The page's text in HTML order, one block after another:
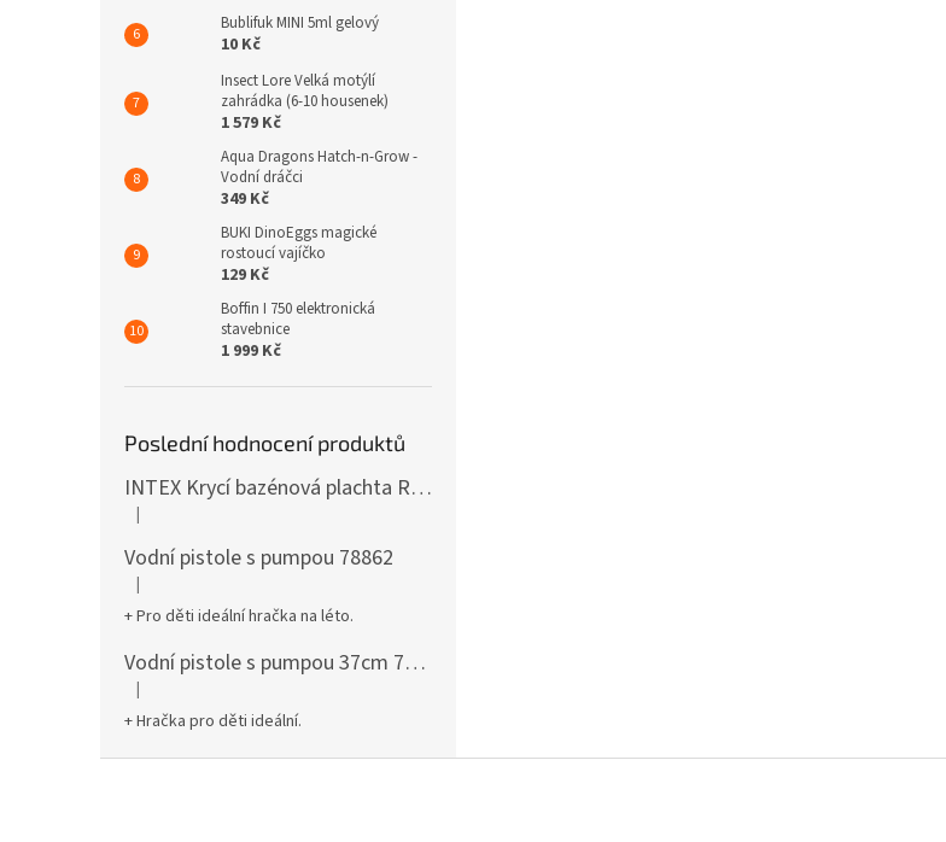
Bublifuk MINI 5ml gelový
10 Kč
Insect Lore Velká motýlí
zahrádka (6-10 housenek)
1 579 Kč
Aqua Dragons Hatch-n-Grow -
Vodní dráčci
349 Kč
BUKI DinoEggs magické
rostoucí vajíčko
129 Kč
Boffin I 750 elektronická
stavebnice
1 999 Kč
Poslední hodnocení produktů
INTEX Krycí bazénová plachta Round 305cm 28030
Hodnocení produktu je 5 z 5 hvězdiček.
|
Vodní pistole s pumpou 78862
Hodnocení produktu je 5 z 5 hvězdiček.
|
+ Pro děti ideální hračka na léto.
Vodní pistole s pumpou 37cm 78961
Hodnocení produktu je 5 z 5 hvězdiček.
|
+ Hračka pro děti ideální.